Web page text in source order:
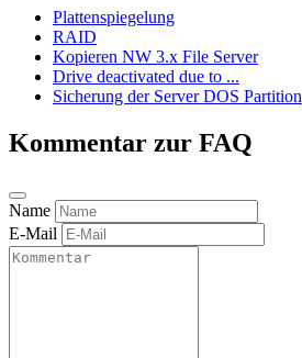
Plattenspiegelung
RAID
Kopieren NW 3.x File Server
Drive deactivated due to ...
Sicherung der Server DOS Partition
Kommentar zur FAQ
Name
E-Mail